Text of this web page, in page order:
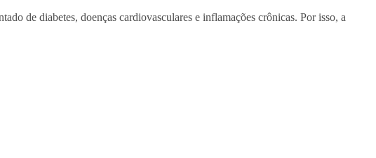
de diabetes, doenças cardiovasculares e inflamações crônicas. Por isso, a